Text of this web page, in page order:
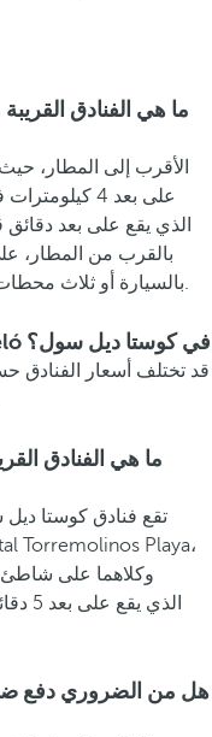
ما هي الفنادق
على بعد 4
الذي يقع على بعد
بالسيارة أو ثلاث محطات من محطة قطار الركاب المجاورة للفندق.
كم تبلغ تكلفة الإقامة في فنادق Barceló في كوستا ديل سول؟
قد تختلف أسعار الفنادق
ما هي الفنادق
تقع فنادق كوستا
وكلاهما على شاطئ
هل من الضروري دفع